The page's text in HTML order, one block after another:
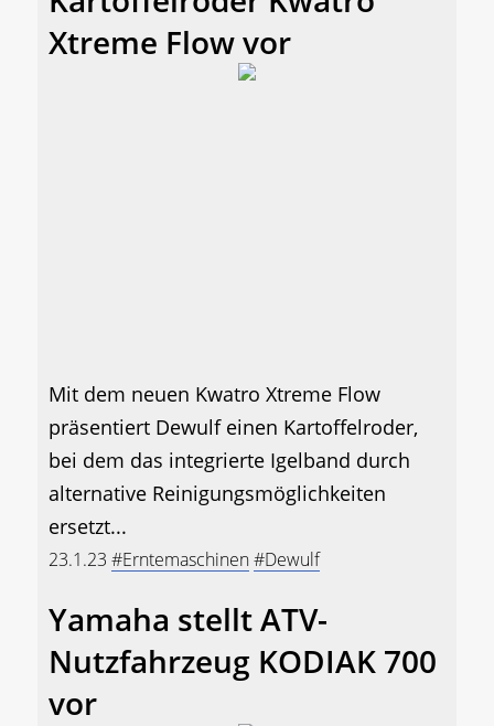
Xtreme Flow vor
Mit dem neuen Kwatro Xtreme Flow
präsentiert Dewulf einen Kartoffelroder,
bei dem das integrierte Igelband durch
alternative Reinigungsmöglichkeiten
ersetzt...
23.1.23 #Erntemaschinen#Dewulf
Yamaha stellt ATV-
Nutzfahrzeug KODIAK 700
vor